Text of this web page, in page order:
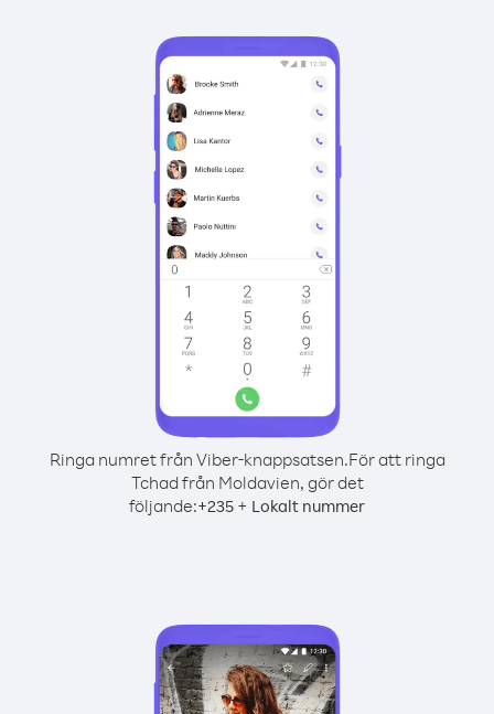
Ringa numret från Viber-knappsatsen.För att ringa
Tchad från Moldavien, gör det
följande:+235 + Lokalt nummer